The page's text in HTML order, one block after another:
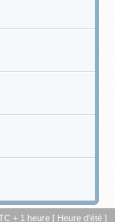
+ 1 heure [ Heure d’été ]